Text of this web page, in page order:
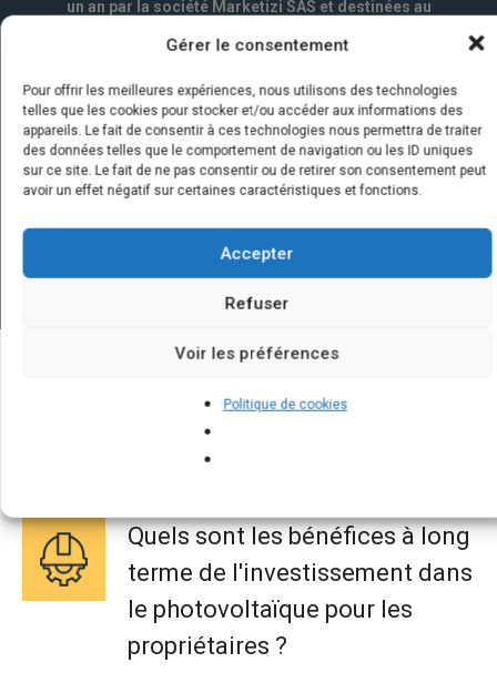
Gérer le consentement
Pour offrir les meilleures expériences, nous utilisons des technologies
telles que les cookies pour stocker et/ou accéder aux informations des
appareils. Le fait de consentir à ces technologies nous permettra de traiter
des données telles que le comportement de navigation ou les ID uniques
sur ce site. Le fait de ne pas consentir ou de retirer son consentement peut
avoir un effet négatif sur certaines caractéristiques et fonctions.
Accepter
Refuser
Voir les préférences
Politique de cookies
un an par la société Marketizi SAS et destinées au
Quelques infos sur nos centrales
solaires : questions et réponses
Quels sont les bénéfices à long
terme de l'investissement dans
le photovoltaïque pour les
propriétaires ?